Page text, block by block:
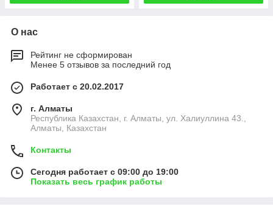
О нас
Рейтинг не сформирован
Менее 5 отзывов за последний год
Работает с 20.02.2017
г. Алматы
Республика Казахстан, г. Алматы, ул. Халиуллина 43.,
Алматы, Казахстан
Контакты
Сегодня работает с 09:00 до 19:00
Показать весь график работы